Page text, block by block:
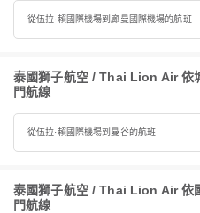
從伍拉·賴國際機場到廊曼國際機場的航班
泰國獅子航空 / Thai Lion Air 依
門航線
從伍拉·賴國際機場到曼谷的航班
泰國獅子航空 / Thai Lion Air 依
門航線